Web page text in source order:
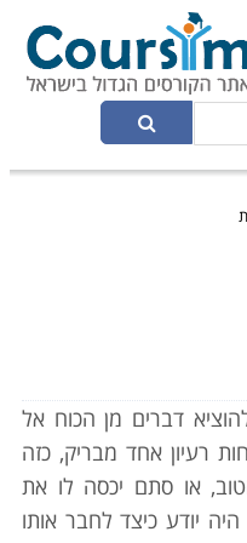
דברים מן הכוח אל
רעיון אחד מבריק, כזה
או סתם יכסה לו את
יודע כיצד לחבר אותו